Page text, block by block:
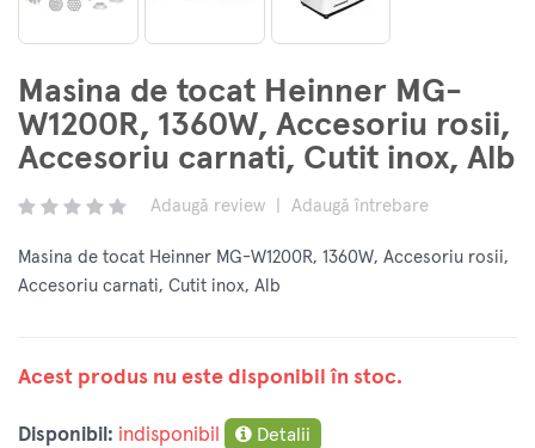
Masina de tocat Heinner MG-
W1200R, 1360W, Accesoriu rosii,
Accesoriu carnati, Cutit inox, Alb
Adaugă review Adaugă întrebare
Masina de tocat Heinner MG-W1200R, 1360W, Accesoriu rosii,
Accesoriu carnati, Cutit inox, Alb
Acest produs nu este disponibil în stoc.
Disponibil: indisponibil Detalii